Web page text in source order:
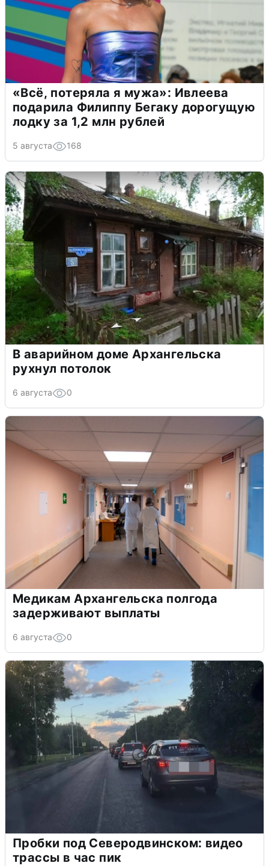
«Всё, потеряла я мужа»: Ивлеева
подарила Филиппу Бегаку дорогущую
лодку за 1,2 млн рублей
5 августа 168
В аварийном доме Архангельска
рухнул потолок
6 августа 0
Медикам Архангельска полгода
задерживают выплаты
6 августа 0
Пробки под Северодвинском: видео
трассы в час пик